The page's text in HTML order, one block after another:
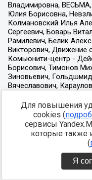
Для повышения
cookies (
сервисы
которые также
(
Я